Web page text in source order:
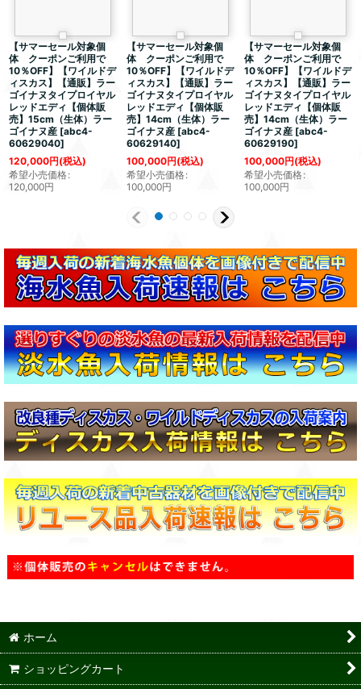
【サマーセール対象個
体 クーポンご利用で
10％OFF】【ワイルドデ
ィスカス】【通販】ラー
ゴイナヌタイプロイヤル
レッドエディ【個体販
売】15cm（生体）ラー
ゴイナヌ産 [abc4-
60629040]
120,000円(税込)
希望小売価格:
120,000円
【サマーセール対象個
体 クーポンご利用で
10％OFF】【ワイルドデ
ィスカス】【通販】ラー
ゴイナヌタイプロイヤル
レッドエディ【個体販
売】14cm（生体）ラー
ゴイナヌ産 [abc4-
60629140]
100,000円(税込)
希望小売価格:
100,000円
【サマーセール対象個
体 クーポンご利用で
10％OFF】【ワイルドデ
ィスカス】【通販】ラー
ゴイナヌタイプロイヤル
レッドエディ【個体販
売】14cm（生体）ラー
ゴイナヌ産 [abc4-
60629190]
100,000円(税込)
希望小売価格:
100,000円
ホーム
ショッピングカート